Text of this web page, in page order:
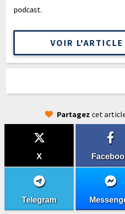
podcast.
VOIR L'ARTICLE
Partagez cet
X
Telegram